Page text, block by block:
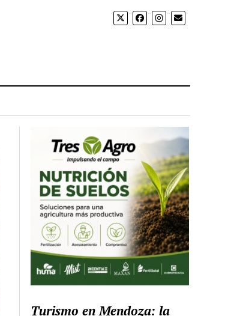
Turismo en Mendoza: la